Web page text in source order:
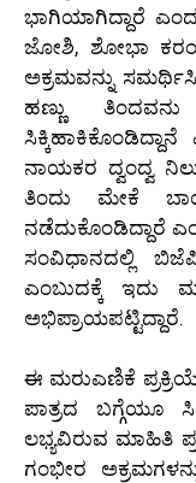
ಭಾಗಿಯಾಗಿದ್ದಾರೆ
ಜೋಶಿ, ಶೋಭಾ
ಅಕ್ರಮವನ್ನು
ಹಣ್ಣು
ನಾಯಕರ ದ್ವಂದ್ವ
ತಿಂದು ಮೇಕೆ
ನಡೆದುಕೊಂಡಿದ್ದಾರೆ
ಸಂವಿಧಾನದಲ್ಲಿ
ಎಂಬುದಕ್ಕೆ ಇದು
ಅಭಿಪ್ರಾಯಪಟ್ಟಿದ್ದಾರೆ.
ಈ ಮರುಎಣಿಕೆ
ಪಾತ್ರದ ಬಗ್ಗೆಯೂ
ಲಭ್ಯವಿರುವ ಮಾಹಿತಿ
ಗಂಭೀರ